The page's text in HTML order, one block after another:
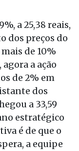
a 25,38 reais,
dos preços do
de 10%
a ação
de 2% em
dos
a 33,59
estratégico
é de que o
a equipe